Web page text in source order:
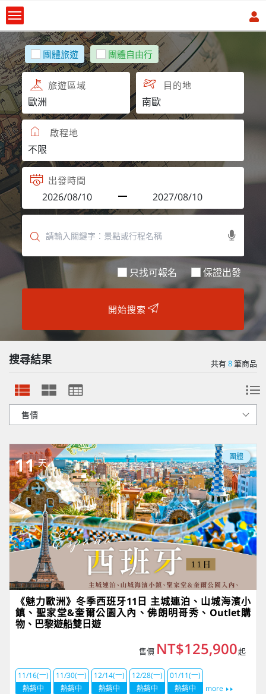
團體旅遊 團體自由行
旅遊區域 目的地
啟程地
出發時間
只找可報名 保證出發
開始搜索
搜尋結果 共有8筆商品
11 天
團體
《魅力歐洲》冬季西班牙11日 主城連泊、山城海濱小
鎮、聖家堂&奎爾公園入內、佛朗明哥秀、Outlet購
物、巴黎遊船雙日遊
售價 NT$125,900起
11/16(一)
熱銷中
11/30(一)
熱銷中
12/14(一)
熱銷中
12/28(一)
熱銷中
01/11(一)
熱銷中
more